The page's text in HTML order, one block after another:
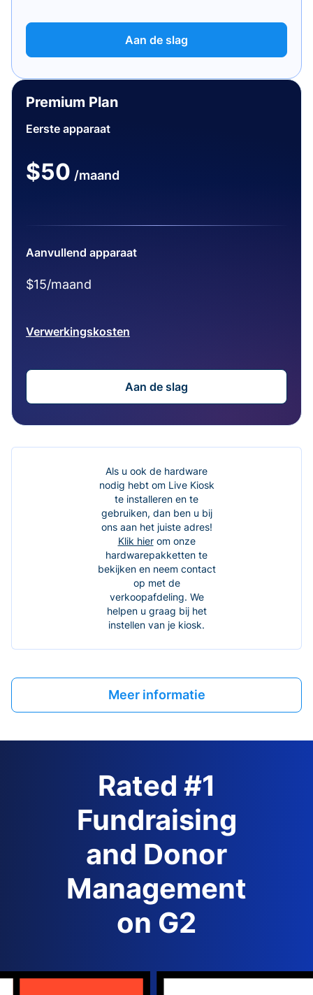
Aan de slag
Premium Plan
Eerste apparaat
$50 /maand
Aanvullend apparaat
$15/maand
Verwerkingskosten
Aan de slag
Als u ook de hardware
nodig hebt om Live Kiosk
te installeren en te
gebruiken, dan ben u bij
ons aan het juiste adres!
Klik hierom onze
hardwarepakketten te
bekijken en neem contact
op met de
verkoopafdeling. We
helpen u graag bij het
instellen van je kiosk.
Meer informatie
Rated #1
Fundraising
and Donor
Management
on G2